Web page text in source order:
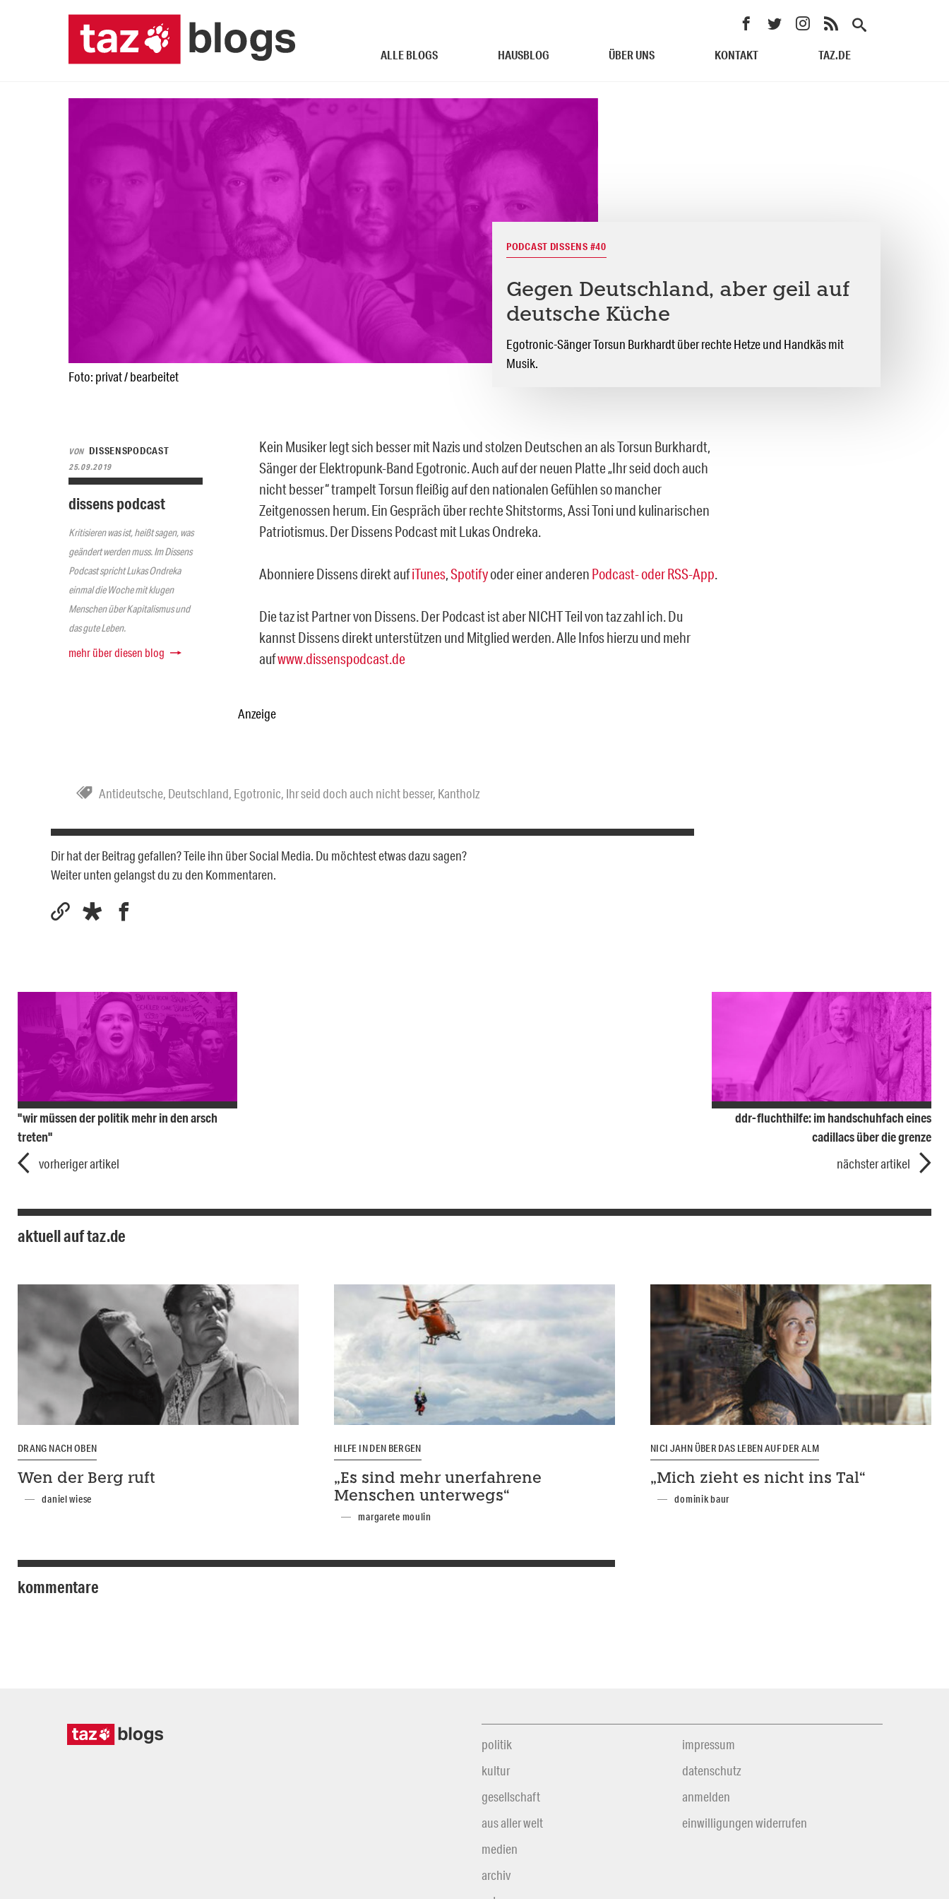
ALLE BLOGS HAUSBLOG ÜBER UNS KONTAKT TAZ.DE
Foto: privat / bearbeitet
PODCAST DISSENS #40
Gegen Deutschland, aber geil auf
deutsche Küche
Egotronic-Sänger Torsun Burkhardt über rechte Hetze und Handkäs mit
Musik.
VON DISSENSPODCAST
25.09.2019
dissens podcast
Kritisieren was ist, heißt sagen, was
geändert werden muss. Im Dissens
Podcast spricht Lukas Ondreka
einmal die Woche mit klugen
Menschen über Kapitalismus und
das gute Leben.
mehr über diesen blog
Kein Musiker legt sich besser mit Nazis und stolzen Deutschen an als Torsun Burkhardt,
Sänger der Elektropunk-Band Egotronic. Auch auf der neuen Platte „Ihr seid doch auch
nicht besser“ trampelt Torsun fleißig auf den nationalen Gefühlen so mancher
Zeitgenossen herum. Ein Gespräch über rechte Shitstorms, Assi Toni und kulinarischen
Patriotismus. Der Dissens Podcast mit Lukas Ondreka.
Abonniere Dissens direkt aufiTunes,Spotifyoder einer anderen Podcast- oder RSS-App.
Die taz ist Partner von Dissens. Der Podcast ist aber NICHT Teil von taz zahl ich. Du
kannst Dissens direkt unterstützen und Mitglied werden. Alle Infos hierzu und mehr
aufwww.dissenspodcast.de
Anzeige
Antideutsche, Deutschland, Egotronic, Ihr seid doch auch nicht besser, Kantholz
Dir hat der Beitrag gefallen? Teile ihn über Social Media. Du möchtest etwas dazu sagen?
Weiter unten gelangst du zu den Kommentaren.
"wir müssen der politik mehr in den arsch
treten"
vorheriger artikel
ddr-fluchthilfe: im handschuhfach eines
cadillacs über die grenze
nächster artikel
aktuell auf taz.de
DRANG NACH OBEN
Wen der Berg ruft
daniel wiese
HILFE IN DEN BERGEN
„Es sind mehr unerfahrene
Menschen unterwegs“
margarete moulin
NICI JAHN ÜBER DAS LEBEN AUF DER ALM
„Mich zieht es nicht ins Tal“
dominik baur
kommentare
politik
kultur
gesellschaft
aus aller welt
medien
archiv
impressum
datenschutz
anmelden
einwilligungen widerrufen